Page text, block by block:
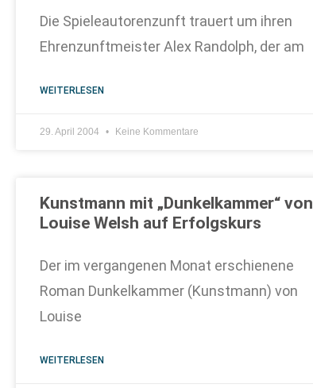
Die Spieleautorenzunft trauert um ihren
Ehrenzunftmeister Alex Randolph, der am
WEITERLESEN
29. April 2004 Keine Kommentare
Kunstmann mit „Dunkelkammer“ von
Louise Welsh auf Erfolgskurs
Der im vergangenen Monat erschienene
Roman Dunkelkammer (Kunstmann) von
Louise
WEITERLESEN